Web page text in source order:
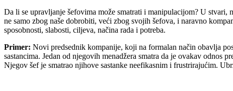
Da li se upravljanje šefovima može smatrati i manipulacijom? U
ne samo zbog naše dobrobiti, veći zbog svojih šefova, i naravno
sposobnosti, slabosti, ciljeva, načina rada i potreba.
Primer: Novi predsednik kompanije, koji na formalan način obavlja
sastancima. Jedan od njegovih menadžera smatra da je ovakav odnos
Njegov šef je smatrao njihove sastanke neefikasnim i frustrirajućim.